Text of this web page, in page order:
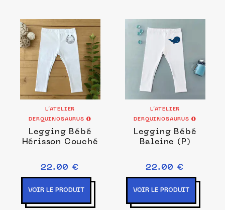
L’ATELIER
DERQUINOSAURUS
Legging Bébé
Hérisson Couché
22.00 €
VOIR LE PRODUIT
L’ATELIER
DERQUINOSAURUS
Legging Bébé
Baleine (P)
22.00 €
VOIR LE PRODUIT